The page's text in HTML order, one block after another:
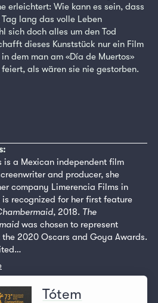
erleichtert: Wie kann es sein, dass
lang das volle Leben
sich doch alles um den Tod
dieses Kunststück nur ein Film
dem man am «Día de Muertos»
als wären sie nie gestorben.
is a Mexican independent film
and producer, she
company Limerencia Films in
is recognized for her first feature
, 2018. The
was chosen to represent
the 2020 Oscars and Goya Awards.
Tótem